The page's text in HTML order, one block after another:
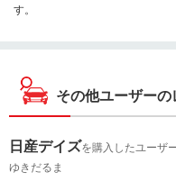
す。
その他ユーザーの
日産デイズを購入したユーザ
ゆきだるま